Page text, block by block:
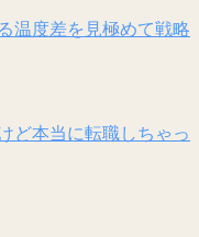
温度差を見極めて戦略
ど本当に転職しちゃっ